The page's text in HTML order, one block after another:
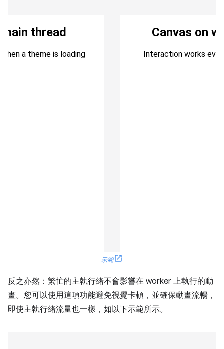
示範
反之亦然：繁忙的主執行緒不會影響在 worker 上執行的動
畫。您可以使用這項功能避免視覺卡頓，並確保動畫流暢，
即使主執行緒流量也一樣，如以下示範所示。